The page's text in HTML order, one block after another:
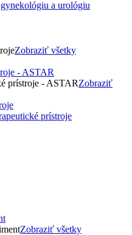
Zobraziť všetky
- ASTAR
prístroje - ASTARZobraziť
prístroje
Zobraziť všetky